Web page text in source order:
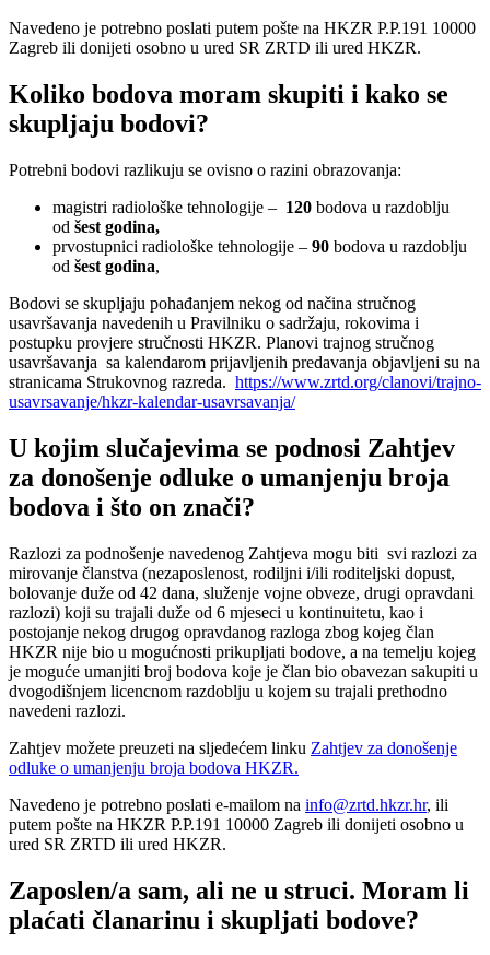
Navedeno je potrebno poslati putem pošte na HKZR P.P.191 10000
Zagreb ili donijeti osobno u ured SR ZRTD ili ured HKZR.
Koliko bodova moram skupiti i kako se
skupljaju bodovi?
Potrebni bodovi razlikuju se ovisno o razini obrazovanja:
magistri radiološke tehnologije – 120 bodova u razdoblju
od šest godina,
prvostupnici radiološke tehnologije – 90 bodova u razdoblju
od šest godina,
Bodovi se skupljaju pohađanjem nekog od načina stručnog
usavršavanja navedenih u Pravilniku o sadržaju, rokovima i
postupku provjere stručnosti HKZR. Planovi trajnog stručnog
usavršavanja sa kalendarom prijavljenih predavanja objavljeni su na
stranicama Strukovnog razreda. https://www.zrtd.org/clanovi/trajno-
usavrsavanje/hkzr-kalendar-usavrsavanja/
U kojim slučajevima se podnosi Zahtjev
za donošenje odluke o umanjenju broja
bodova i što on znači?
Razlozi za podnošenje navedenog Zahtjeva mogu biti svi razlozi za
mirovanje članstva (nezaposlenost, rodiljni i/ili roditeljski dopust,
bolovanje duže od 42 dana, služenje vojne obveze, drugi opravdani
razlozi) koji su trajali duže od 6 mjeseci u kontinuitetu, kao i
postojanje nekog drugog opravdanog razloga zbog kojeg član
HKZR nije bio u mogućnosti prikupljati bodove, a na temelju kojeg
je moguće umanjiti broj bodova koje je član bio obavezan sakupiti u
dvogodišnjem licencnom razdoblju u kojem su trajali prethodno
navedeni razlozi.
Zahtjev možete preuzeti na sljedećem linku Zahtjev za donošenje
odluke o umanjenju broja bodova HKZR.
Navedeno je potrebno poslati e-mailom na info@zrtd.hkzr.hr, ili
putem pošte na HKZR P.P.191 10000 Zagreb ili donijeti osobno u
ured SR ZRTD ili ured HKZR.
Zaposlen/a sam, ali ne u struci. Moram li
plaćati članarinu i skupljati bodove?